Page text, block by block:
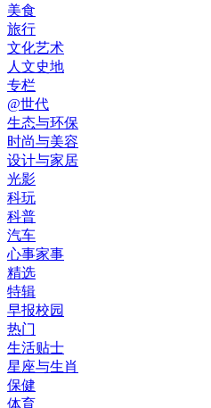
美食
旅行
文化艺术
人文史地
专栏
@世代
生态与环保
时尚与美容
设计与家居
光影
科玩
科普
汽车
心事家事
精选
特辑
早报校园
热门
生活贴士
星座与生肖
保健
体育